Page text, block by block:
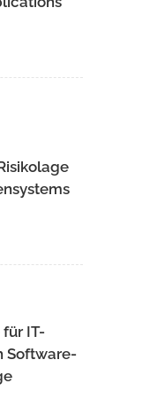
IT-
Software-